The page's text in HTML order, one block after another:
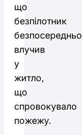
що
безпілотник
безпосередньо
влучив
у
житло,
що
спровокувало
пожежу.